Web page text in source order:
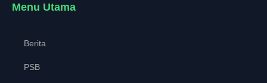
Menu Utama
Berita
PSB